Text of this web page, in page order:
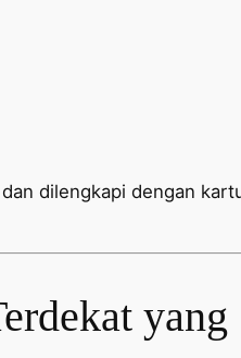
dilengkapi dengan
yang